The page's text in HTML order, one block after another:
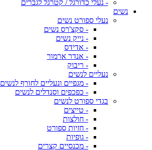
- נעלי כדורגל / קטרגל לגברים
נשים
נעלי ספורט נשים
- סקצ'רס נשים
- נייק נשים
- אדידס
- אנדר ארמור
- ריבוק
נעליים לנשים
- מגפיים ונעליים לחורף לנשים
- כפכפים וסנדלים לנשים
בגדי ספורט לנשים
- טייצים
- חולצות
- חזיות ספורט
- גופיות
- מכנסיים קצרים